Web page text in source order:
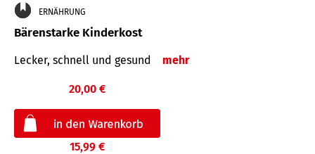
ERNÄHRUNG
Bärenstarke Kinderkost
Lecker, schnell und gesund mehr
20,00 €
15,99 €